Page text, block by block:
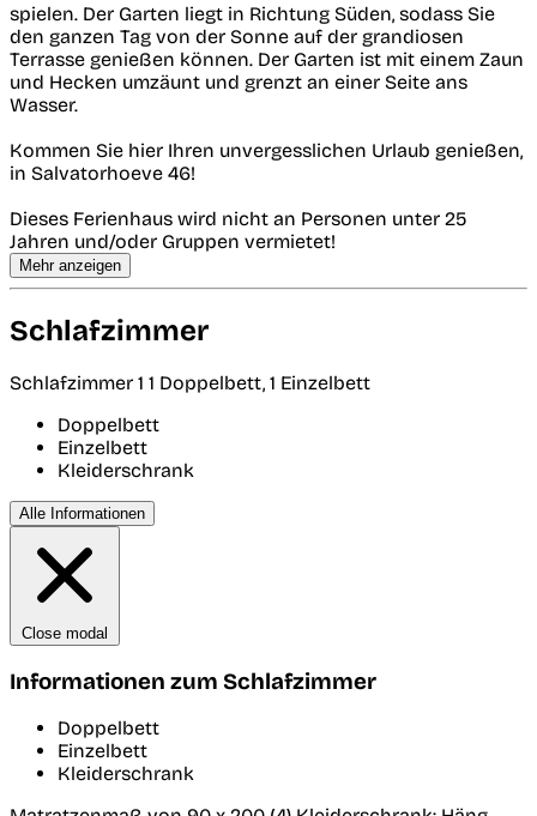
spielen. Der Garten liegt in Richtung Süden, sodass Sie
den ganzen Tag von der Sonne auf der grandiosen
Terrasse genießen können. Der Garten ist mit einem Zaun
und Hecken umzäunt und grenzt an einer Seite ans
Wasser.
Kommen Sie hier Ihren unvergesslichen Urlaub genießen,
in Salvatorhoeve 46!
Dieses Ferienhaus wird nicht an Personen unter 25
Jahren und/oder Gruppen vermietet!
Mehr anzeigen
Schlafzimmer
Schlafzimmer 1 1 Doppelbett, 1 Einzelbett
Doppelbett
Einzelbett
Kleiderschrank
Alle Informationen
Close modal
Informationen zum Schlafzimmer
Doppelbett
Einzelbett
Kleiderschrank